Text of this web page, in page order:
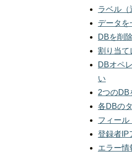
ラベル（
データを
DBを削
割り当て
DBオペ
い
2つのDB
各DBの
フィール
登録者IP
エラー情